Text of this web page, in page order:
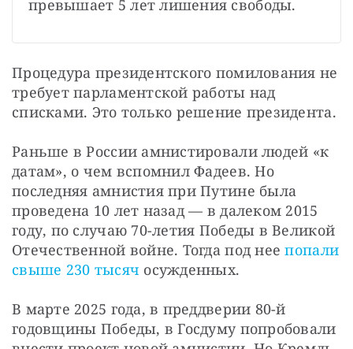
превышает 5 лет лишения свободы.
Процедура президентского помилования не
требует парламентской работы над
списками. Это только решение президента.
Раньше в России амнистировали людей «к
датам», о чем вспомнил Фадеев. Но
последняя амнистия при Путине была
проведена 10 лет назад — в далеком 2015
году, по случаю 70-летия Победы в Великой
Отечественной войне. Тогда под нее попали
свыше 230 тысяч осужденных.
В марте 2025 года, в преддверии 80-й
годовщины Победы, в Госдуму попробовали